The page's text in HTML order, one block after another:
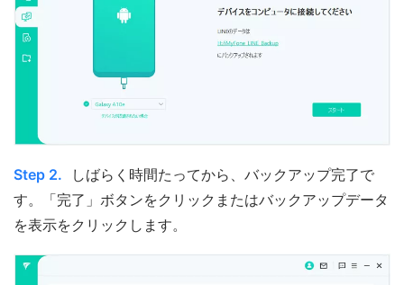
Step 2.
しばらく時間たってから、バックアップ完了で
す。「完了」ボタンをクリックまたはバックアップデータ
を表示をクリックします。